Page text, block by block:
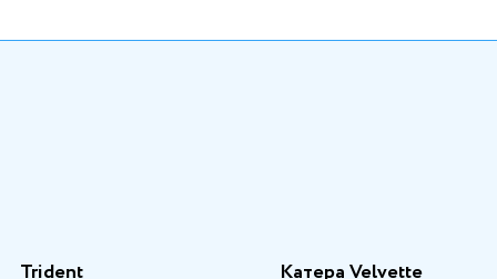
Trident Катера Velvette